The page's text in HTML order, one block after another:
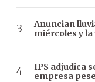
Anuncian
miércoles y
IPS adjudica
empresa